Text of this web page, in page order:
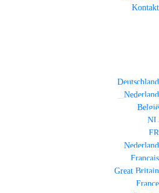
Kontakt
Deutschland
Nederland
België
NL
FR
Nederland
Français
Great Britain
France